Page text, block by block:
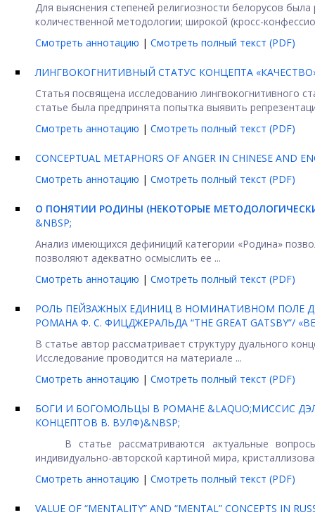
Для выяснения степеней религиозности белорусов
количественной методологии; широкой (кросс-
Смотреть аннотацию | Смотреть полный текст (PDF)
ЛИНГВОКОГНИТИВНЫЙ СТАТУС КОНЦЕПТА
Статья посвящена исследованию лингвокогнитивного
статье была предпринята попытка выявить
Смотреть аннотацию | Смотреть полный текст (PDF)
CONCEPTUAL METAPHORS OF ANGER IN CHINESE AND
Смотреть аннотацию | Смотреть полный текст (PDF)
О ПОНЯТИИ РОДИНЫ (НЕКОТОРЫЕ
&NBSP;
Анализ имеющихся дефиниций категории «Родина»
позволяют адекватно осмыслить ее ...
Смотреть аннотацию | Смотреть полный текст (PDF)
РОЛЬ ПЕЙЗАЖНЫХ ЕДИНИЦ В НОМИНАТИВНОМ ПОЛЕ
РОМАНА Ф. C. ФИЦДЖЕРАЛЬДА “THE GREAT GATSBY”/
В статье автор рассматривает структуру дуального
Исследование проводится на материале ...
Смотреть аннотацию | Смотреть полный текст (PDF)
БОГИ И БОГОМОЛЬЦЫ В РОМАНЕ &LAQUO;МИССИС
КОНЦЕПТОВ В. ВУЛФ)&NBSP;
В статье рассматриваются актуальные вопросы
индивидуально-авторской картиной мира,
Смотреть аннотацию | Смотреть полный текст (PDF)
VALUE OF “MENTALITY” AND “MENTAL” CONCEPTS IN